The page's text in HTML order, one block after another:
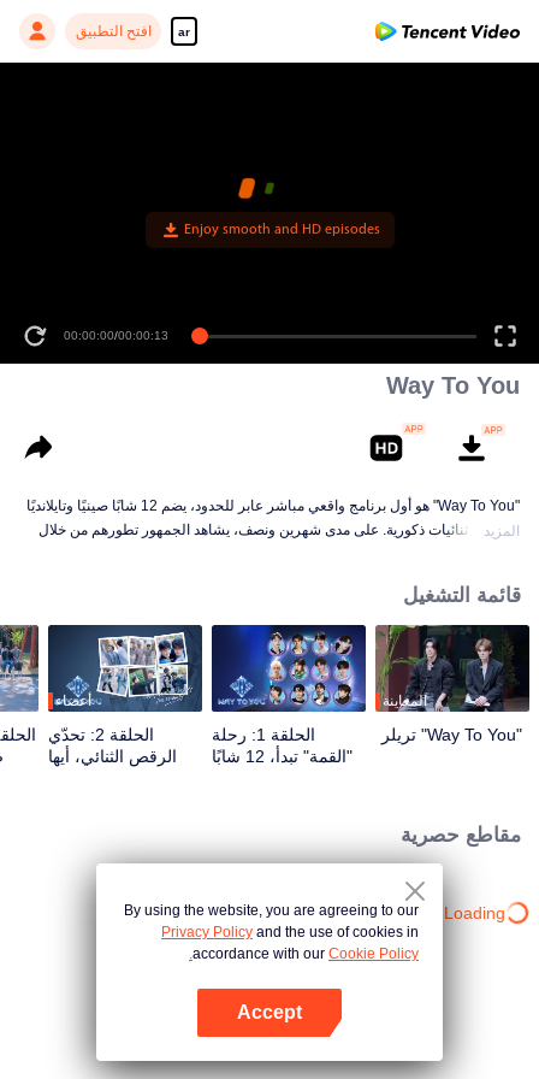
ar افتح التطبيق
Enjoy smooth and HD episodes
00:00:00/00:00:13
Way To You
"Way To You" هو أول برنامج واقعي مباشر عابر للحدود، يضم 12 شابًا صينيًا وتايلانديًا
يشكلون ثنائيات ذكورية. على مدى شهرين ونصف، يشاهد الجمهور تطورهم من خلال
الأول حتى الوصول إلى الانسجام التام. سيحظى الثنائي الأكثر شعبية والأقوى كيمياءً
بفرصة الظهور على المسرح العالمي في النهاية.
المزيد
قائمة التشغيل
المعاينة
"Way To You" تريلر
الحلقة 1: رحلة
"القمة" تبدأ، 12 شابًا
أعضاء
الحلقة 2: تحدّي
الرقص الثنائي، أيها
مقاطع حصرية
Loading…
By using the website, you are agreeing to our
Privacy Policy and the use of cookies in
accordance with our Cookie Policy.
Accept